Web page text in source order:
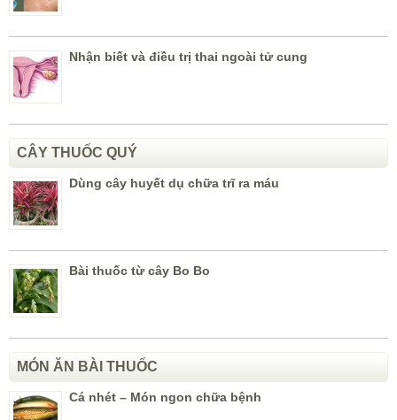
Nhận biết và điều trị thai ngoài tử cung
CÂY THUỐC QUÝ
Dùng cây huyết dụ chữa trĩ ra máu
Bài thuốc từ cây Bo Bo
MÓN ĂN BÀI THUỐC
Cá nhét – Món ngon chữa bệnh